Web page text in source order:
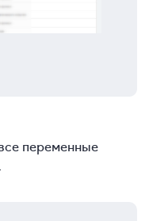
переменные